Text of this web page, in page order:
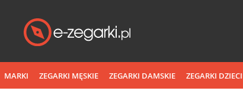
MARKI ZEGARKI MĘSKIE ZEGARKI DAMSKIE ZEGARKI